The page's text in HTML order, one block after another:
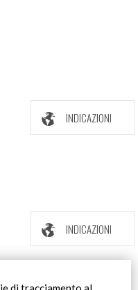
INDICAZIONI
INDICAZIONI